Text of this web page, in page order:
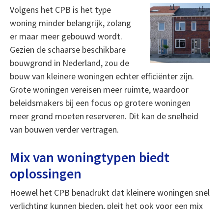
Volgens het CPB is het type
woning minder belangrijk, zolang
er maar meer gebouwd wordt.
Gezien de schaarse beschikbare
bouwgrond in Nederland, zou de
bouw van kleinere woningen echter efficiënter zijn.
Grote woningen vereisen meer ruimte, waardoor
beleidsmakers bij een focus op grotere woningen
meer grond moeten reserveren. Dit kan de snelheid
van bouwen verder vertragen.
Mix van woningtypen biedt
oplossingen
Hoewel het CPB benadrukt dat kleinere woningen snel
verlichting kunnen bieden, pleit het ook voor een mix